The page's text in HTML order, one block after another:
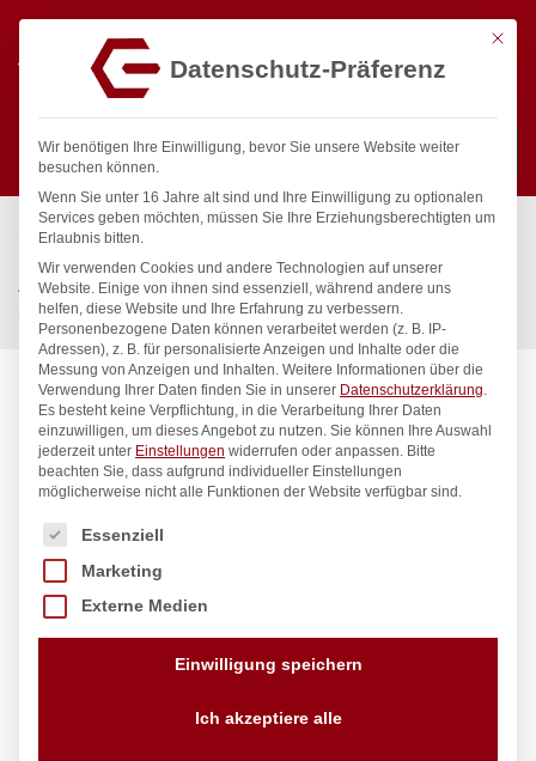
Suchen
Start / Gastronomiebedarf & Gastro Geräte für Profis
Hygiene & Lagerung
Geschirrspülkörbe & -zubehör
Aufsatz für Geschirrspülkorb, HENDI, 9 Fächer 150×150 mm,
500x500x(H)45mm
Mit
Datenschutz-Präferenz
Wir benötigen Ihre Einwilligung, bevor Sie unsere Website weiter
besuchen können.
Wenn Sie unter 16 Jahre alt sind und Ihre Einwilligung zu optionalen
Services geben möchten, müssen Sie Ihre Erziehungsberechtigten um
Erlaubnis bitten.
Wir verwenden Cookies und andere Technologien auf unserer
Website. Einige von ihnen sind essenziell, während andere uns
helfen, diese Website und Ihre Erfahrung zu verbessern.
Personenbezogene Daten können verarbeitet werden (z. B. IP-
Adressen), z. B. für personalisierte Anzeigen und Inhalte oder die
Messung von Anzeigen und Inhalten. Weitere Informationen über die
Verwendung Ihrer Daten finden Sie in unserer Datenschutzerklärung.
Es besteht keine Verpflichtung, in die Verarbeitung Ihrer Daten
einzuwilligen, um dieses Angebot zu nutzen. Sie können Ihre Auswahl
jederzeit unter Einstellungen widerrufen oder anpassen. Bitte
beachten Sie, dass aufgrund individueller Einstellungen
möglicherweise nicht alle Funktionen der Website verfügbar sind.
Es folgt eine Liste der Service-Gruppen, für die eine
Essenziell
Marketing
Externe Medien
Einwilligung speichern
Ich akzeptiere alle